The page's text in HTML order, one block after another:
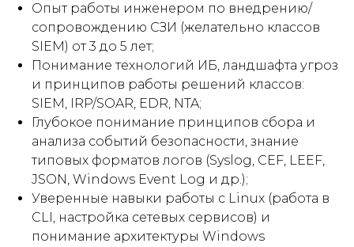
Опыт работы инженером по внедрению/
сопровождению СЗИ (желательно классов
SIEM) от 3 до 5 лет;
Понимание технологий ИБ, ландшафта угроз
и принципов работы решений классов:
SIEM, IRP/SOAR, EDR, NTA;
Глубокое понимание принципов сбора и
анализа событий безопасности, знание
типовых форматов логов (Syslog, CEF, LEEF,
JSON, Windows Event Log и др.);
Уверенные навыки работы с Linux (работа в
CLI, настройка сетевых сервисов) и
понимание архитектуры Windows